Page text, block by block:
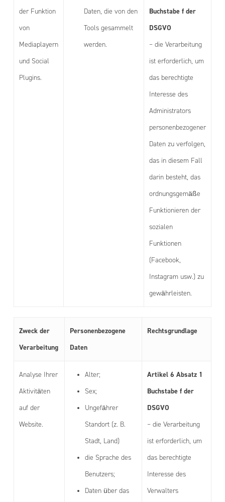
der Funktion
von
Mediaplayern
und Social
Plugins.
Daten, die von den
Tools gesammelt
werden.
Buchstabe f der
DSGVO
– die Verarbeitung
ist erforderlich, um
das berechtigte
Interesse des
Administrators
personenbezogener
Daten zu verfolgen,
das in diesem Fall
darin besteht, das
ordnungsgemäße
Funktionieren der
sozialen
Funktionen
(Facebook,
Instagram usw.) zu
gewährleisten.
Zweck der
Verarbeitung
Personenbezogene
Daten
Rechtsgrundlage
Analyse Ihrer
Aktivitäten
auf der
Website.
Alter;
Sex;
Ungefährer
Standort (z. B.
Stadt, Land)
die Sprache des
Benutzers;
Daten über das
Artikel 6 Absatz 1
Buchstabe f der
DSGVO
– die Verarbeitung
ist erforderlich, um
das berechtigte
Interesse des
Verwalters